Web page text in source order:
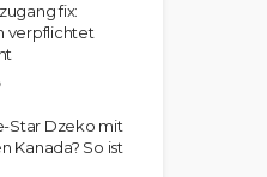
fix:
verpflichtet
Star Dzeko mit
Kanada? So ist